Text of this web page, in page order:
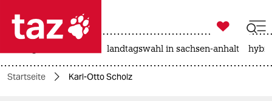
 taz zahl ich
taz zahl ich

taz zahl ich
landtagswahl in sachsen-anhalt
Startseite Karl-Otto Scholz